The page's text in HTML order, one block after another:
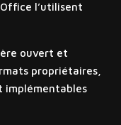
l’utilisent
ouvert et
propriétaires,
implémentables